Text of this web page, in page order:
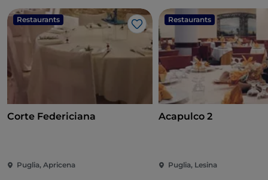
Restaurants
J’aime
Corte Federiciana
Puglia, Apricena
Restaurants
Acapulco 2
Puglia, Lesina